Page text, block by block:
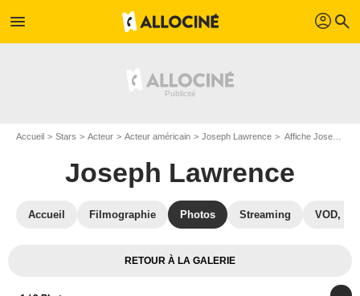
menu profil search
Accueil Stars Acteur Acteur américain Joseph Lawrence Affiche Joseph Lawrence
Joseph Lawrence
Accueil Filmographie Photos Streaming VOD,
RETOUR À LA GALERIE